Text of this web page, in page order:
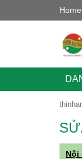
Home
Nội